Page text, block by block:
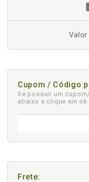
Cupom / Código
Se possuir um
abaixo e clique em ok
Frete: